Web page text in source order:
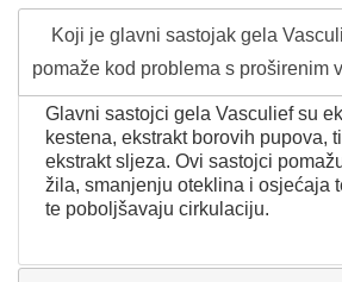
Koji je glavni sastojak gela
pomaže kod problema s proširenim
Glavni sastojci gela Vasculief su
kestena, ekstrakt borovih pupova,
ekstrakt sljeza. Ovi sastojci
žila, smanjenju oteklina i osjećaja
te poboljšavaju cirkulaciju.